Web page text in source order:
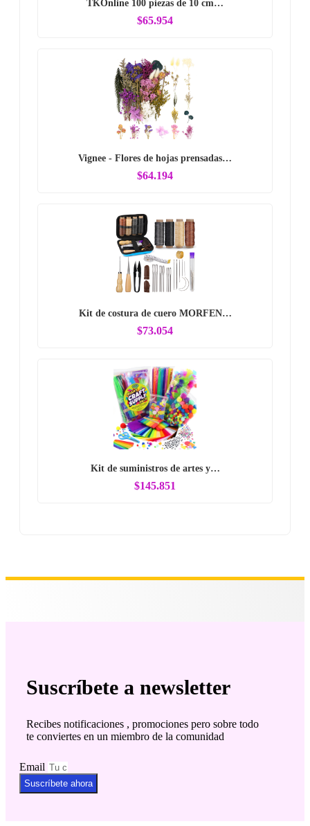
TKOnline 100 piezas de 10 cm…
$65.954
Vignee - Flores de hojas prensadas…
$64.194
Kit de costura de cuero MORFEN…
$73.054
Kit de suministros de artes y…
$145.851
Suscríbete a newsletter
Recibes notificaciones , promociones pero sobre todo
te conviertes en un miembro de la comunidad
Email
Suscríbete ahora